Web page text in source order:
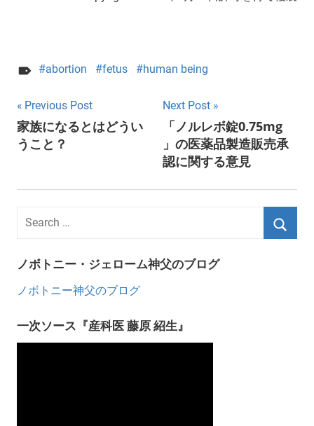
abortion fetus human being
Post
navigation
Previous Post
家族になるとはどうい
うこと？
Next Post
「ノルレボ錠0.75mg
」の医薬品製造販売承
認に関する意見
ノボトニー・ジェローム神父のブログ
ノボトニー神父のブログ
一次ソース『産科医 藤原 紹生』